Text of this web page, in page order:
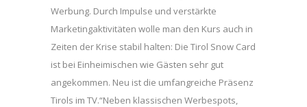
Werbung. Durch Impulse und verstärkte
Marketingaktivitäten wolle man den Kurs auch in
Zeiten der Krise stabil halten: Die Tirol Snow Card
ist bei Einheimischen wie Gästen sehr gut
angekommen. Neu ist die umfangreiche Präsenz
Tirols im TV.“Neben klassischen Werbespots,